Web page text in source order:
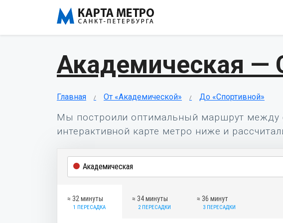
Академическая —
Главная От «Академической» До «Спортивной»
Мы построили оптимальный маршрут
интерактивной карте метро ниже и
≈ 32 минуты
1 ПЕРЕСАДКА
≈ 34 минуты
2 ПЕРЕСАДКИ
≈ 36 минут
3 ПЕРЕСАДКИ